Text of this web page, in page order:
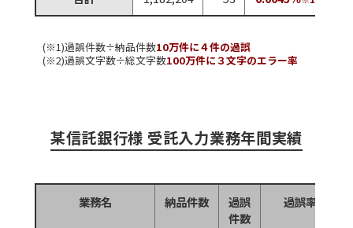
(※1)過誤件数÷納品件数10万件に４件の過誤
(※2)過誤文字数÷総文字数100万件に３文字のエラー率
某信託銀行様 受託入力業務年間実績
業務名 納品件数
過誤
件数
過誤率